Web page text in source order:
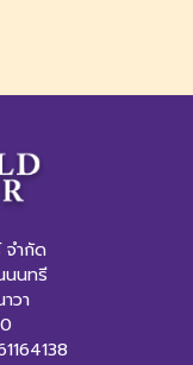
จำกัด
นทรี
วา